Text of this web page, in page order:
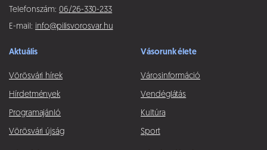
Telefonszám: 06/26-330-233
E-mail: info@pilisvorosvar.hu
Aktuális
Vörösvári hírek
Hírdetmények
Programajánló
Vörösvári újság
Vásorunk élete
Városinformáció
Vendéglátás
Kultúra
Sport